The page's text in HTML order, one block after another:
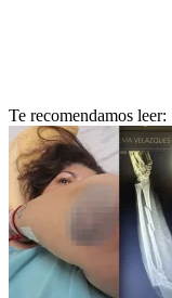
Te recomendamos leer: